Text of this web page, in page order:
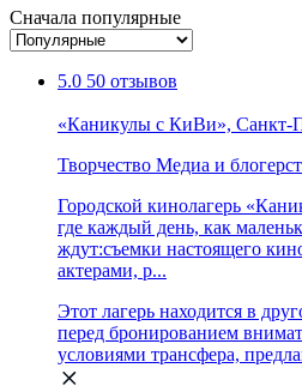
Сначала популярные
5.0 50 отзывов
«Каникулы с КиВи», Санкт-
Творчество Медиа и
Городской кинолагерь
где каждый день, как
ждут:съемки настоящего
актерами, р...
Этот лагерь находится в
перед бронированием
условиями трансфера,